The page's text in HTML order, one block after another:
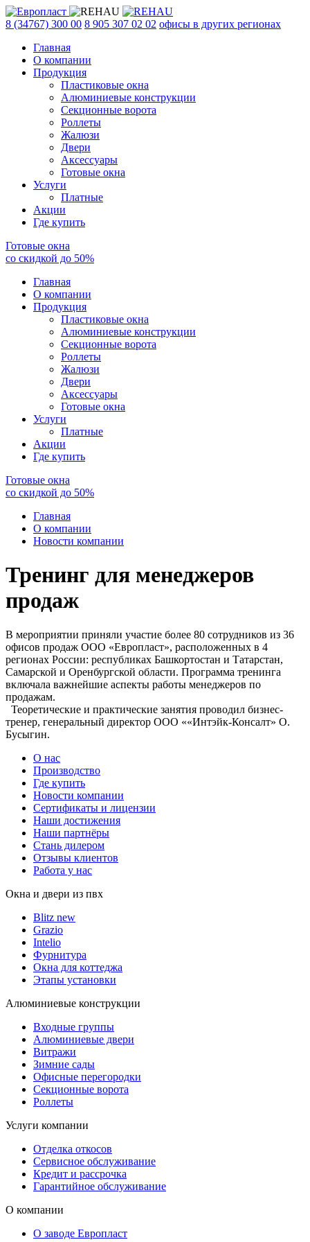
8 (34767) 300 00 8 905 307 02 02 офисы в других регионах
Главная
О компании
Продукция
Пластиковые окна
Алюминиевые конструкции
Секционные ворота
Роллеты
Жалюзи
Двери
Аксессуары
Готовые окна
Услуги
Платные
Акции
Где купить
Готовые окна
со скидкой до 50%
Главная
О компании
Продукция
Пластиковые окна
Алюминиевые конструкции
Секционные ворота
Роллеты
Жалюзи
Двери
Аксессуары
Готовые окна
Услуги
Платные
Акции
Где купить
Готовые окна
со скидкой до 50%
Главная
О компании
Новости компании
Тренинг для менеджеров
продаж
В мероприятии приняли участие более 80 сотрудников из 36
офисов продаж ООО «Европласт», расположенных в 4
регионах России: республиках Башкортостан и Татарстан,
Самарской и Оренбургской области. Программа тренинга
включала важнейшие аспекты работы менеджеров по
продажам.
Теоретические и практические занятия проводил бизнес-
тренер, генеральный директор ООО ««Интэйк-Консалт» О.
Бусыгин.
О нас
Производство
Где купить
Новости компании
Сертификаты и лицензии
Наши достижения
Наши партнёры
Стань дилером
Отзывы клиентов
Работа у нас
Окна и двери из пвх
Blitz new
Grazio
Intelio
Фурнитура
Окна для коттеджа
Этапы установки
Алюминиевые конструкции
Входные группы
Алюминиевые двери
Витражи
Зимние сады
Офисные перегородки
Секционные ворота
Роллеты
Услуги компании
Отделка откосов
Сервисное обслуживание
Кредит и рассрочка
Гарантийное обслуживание
О компании
О заводе Европласт